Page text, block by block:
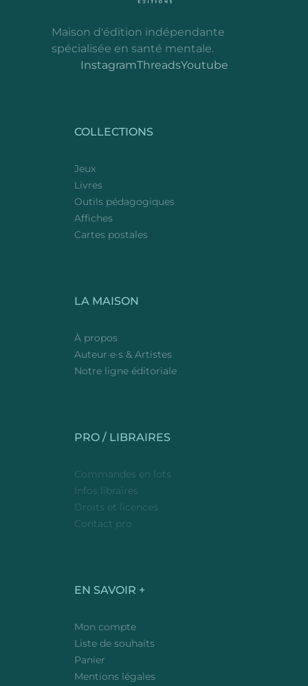
Maison d'édition indépendante
spécialisée en santé mentale.
InstagramThreadsYoutube
COLLECTIONS
Jeux
Livres
Outils pédagogiques
Affiches
Cartes postales
LA MAISON
À propos
Auteur·e·s & Artistes
Notre ligne éditoriale
PRO / LIBRAIRES
Commandes en lots
Infos libraires
Droits et licences
Contact pro
EN SAVOIR +
Mon compte
Liste de souhaits
Panier
Mentions légales